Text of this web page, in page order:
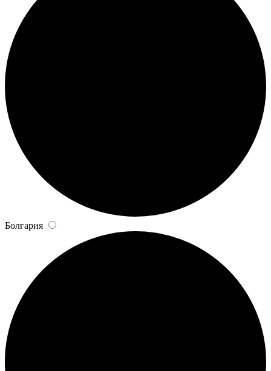
Болгария